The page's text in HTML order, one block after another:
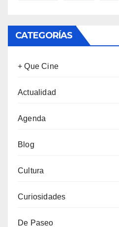
CATEGORÍAS
+ Que Cine
Actualidad
Agenda
Blog
Cultura
Curiosidades
De Paseo